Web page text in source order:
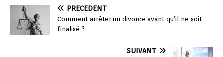
PRÉCÉDENT
Comment arrêter un divorce avant qu’il ne soit
finalisé ?
SUIVANT